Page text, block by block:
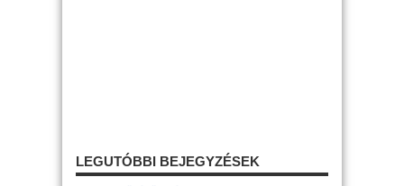
LEGUTÓBBI BEJEGYZÉSEK